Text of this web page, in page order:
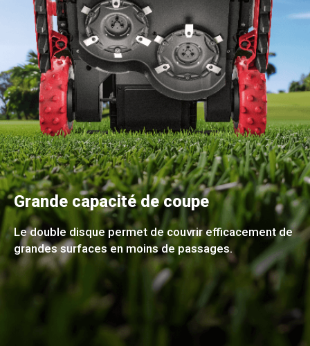
Grande capacité de coupe
Le double disque permet de couvrir efficacement de
grandes surfaces en moins de passages.